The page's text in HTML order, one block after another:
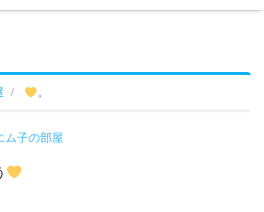
。
ム子の部屋